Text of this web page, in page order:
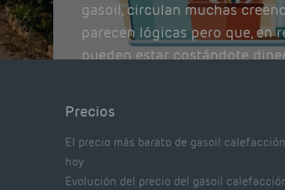
gasoil, circulan muchas
parecen lógicas pero que, en
pueden estar costándote
Precios
El precio más barato de gasoil calefacción
hoy
Evolución del precio del gasoil